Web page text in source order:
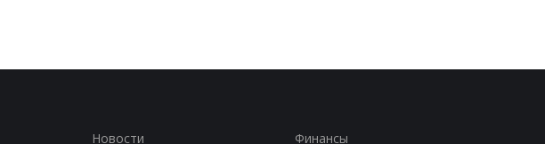
Новости Финансы